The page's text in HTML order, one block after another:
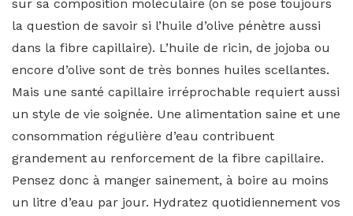
sur sa composition moléculaire (on se pose toujours
la question de savoir si l’huile d’olive pénètre aussi
dans la fibre capillaire). L’huile de ricin, de jojoba ou
encore d’olive sont de très bonnes huiles scellantes.
Mais une santé capillaire irréprochable requiert aussi
un style de vie soignée. Une alimentation saine et une
consommation régulière d’eau contribuent
grandement au renforcement de la fibre capillaire.
Pensez donc à manger sainement, à boire au moins
un litre d’eau par jour. Hydratez quotidiennement vos